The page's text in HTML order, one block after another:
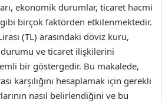
ekonomik durumlar, ticaret hacmi
birçok faktörden etkilenmektedir.
(TL) arasındaki döviz kuru,
ve ticaret ilişkilerini
bir göstergedir. Bu makalede,
karşılığını hesaplamak için gerekli
nasıl belirlendiğini ve bu